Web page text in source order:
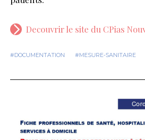
Decouvrir le site du CPias
#DOCUMENTATION #MESURE-SANITAIRE